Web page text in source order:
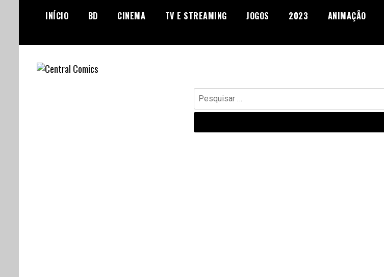
INÍCIO BD CINEMA TV E STREAMING JOGOS 2023 ANIMAÇÃO
Pesquisar
por: